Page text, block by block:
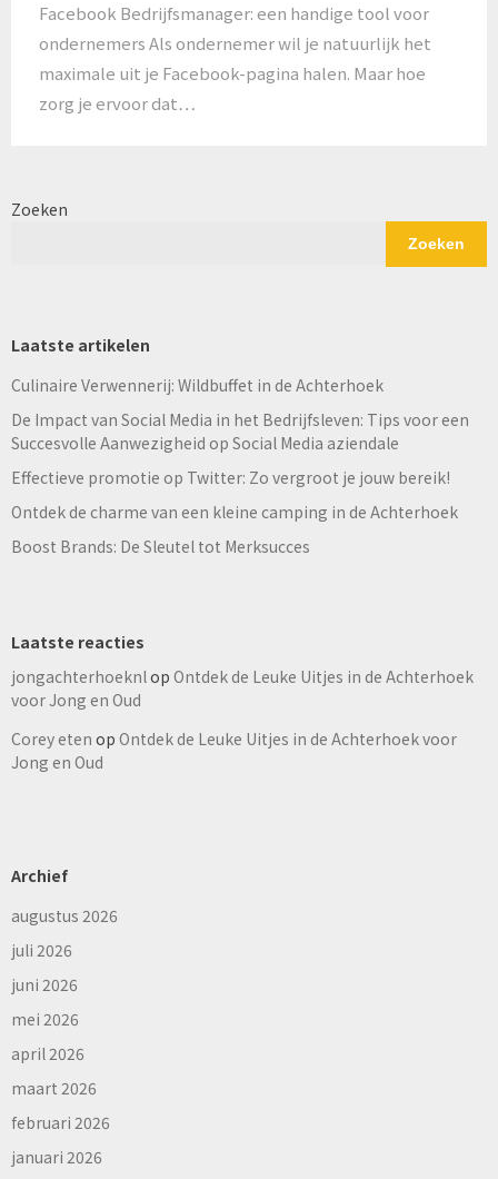
Facebook Bedrijfsmanager: een handige tool voor
ondernemers Als ondernemer wil je natuurlijk het
maximale uit je Facebook-pagina halen. Maar hoe
zorg je ervoor dat…
Zoeken
Zoeken
Laatste artikelen
Culinaire Verwennerij: Wildbuffet in de Achterhoek
De Impact van Social Media in het Bedrijfsleven: Tips voor een
Succesvolle Aanwezigheid op Social Media aziendale
Effectieve promotie op Twitter: Zo vergroot je jouw bereik!
Ontdek de charme van een kleine camping in de Achterhoek
Boost Brands: De Sleutel tot Merksucces
Laatste reacties
jongachterhoeknlop Ontdek de Leuke Uitjes in de Achterhoek
voor Jong en Oud
Corey eten op Ontdek de Leuke Uitjes in de Achterhoek voor
Jong en Oud
Archief
augustus 2026
juli 2026
juni 2026
mei 2026
april 2026
maart 2026
februari 2026
januari 2026